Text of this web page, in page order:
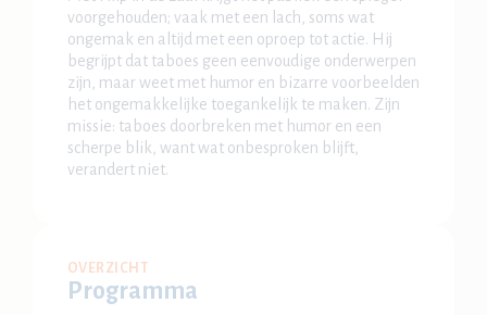
voorgehouden; vaak met een lach, soms wat
ongemak en altijd met een oproep tot actie. Hij
begrijpt dat taboes geen eenvoudige onderwerpen
zijn, maar weet met humor en bizarre voorbeelden
het ongemakkelijke toegankelijk te maken. Zijn
missie: taboes doorbreken met humor en een
scherpe blik, want wat onbesproken blijft,
verandert niet.
OVERZICHT
Programma